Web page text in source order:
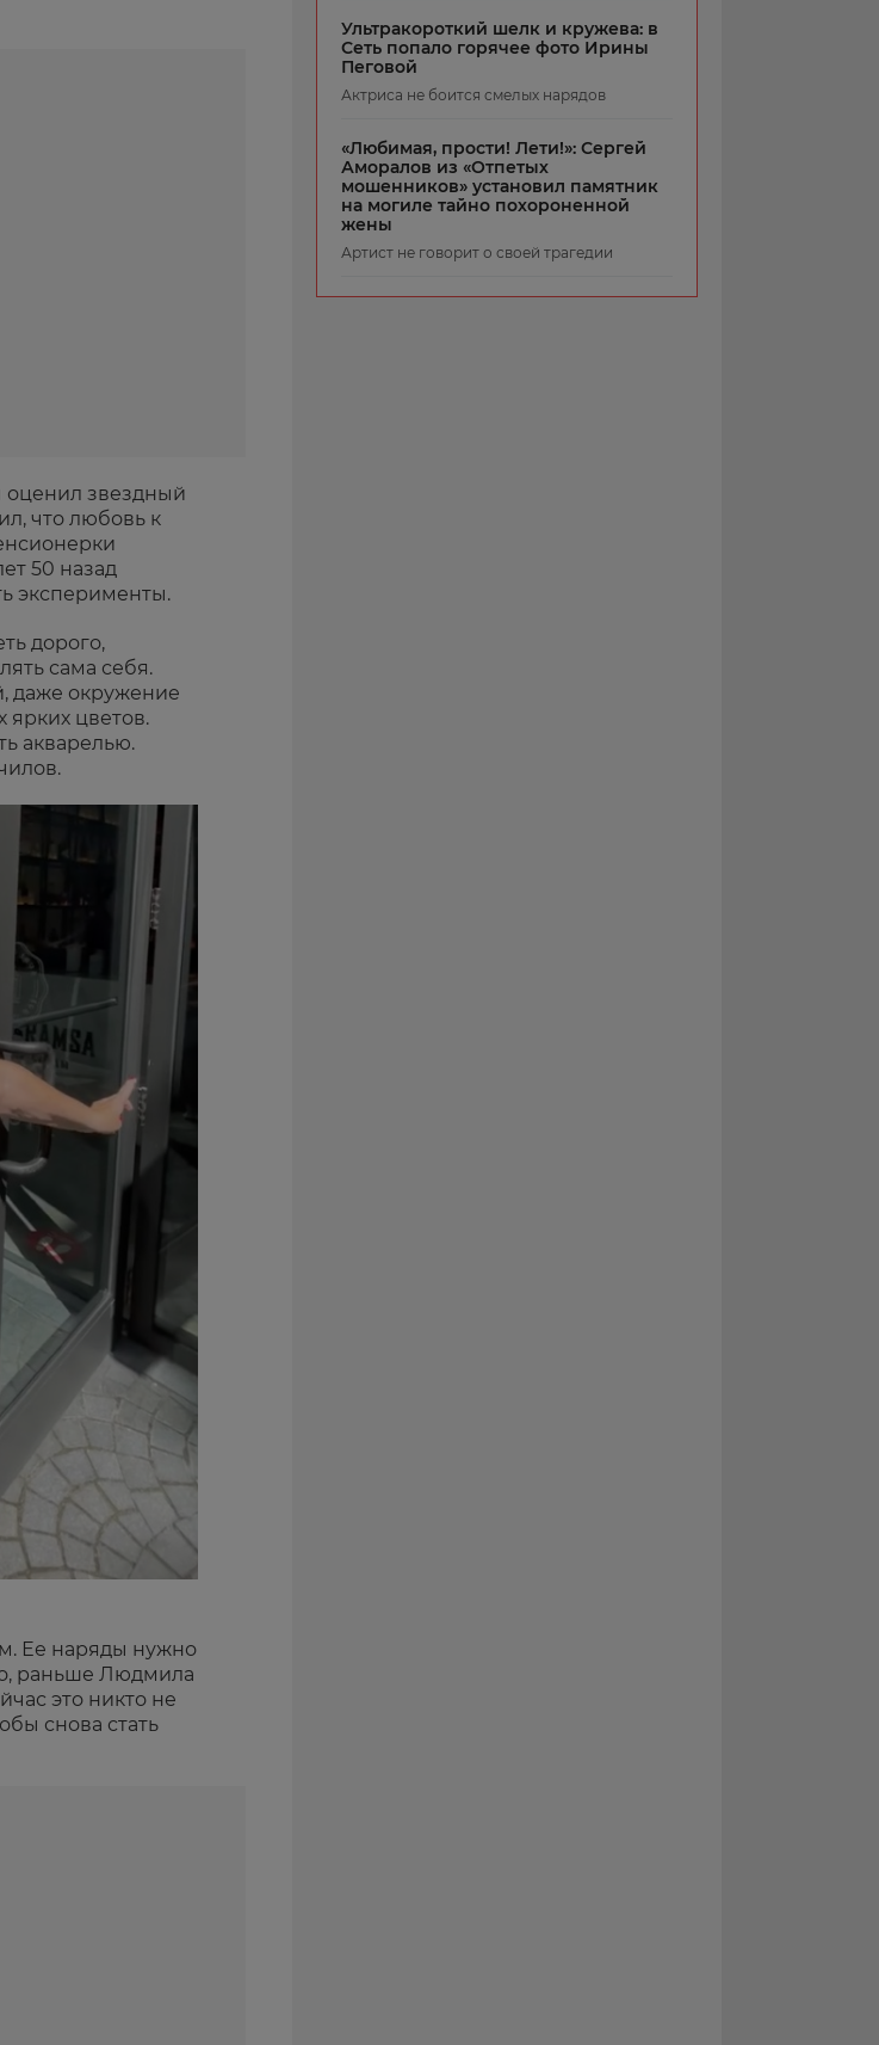
звездный
что любовь к
50 назад
эксперименты.
дорого,
сама себя.
даже окружение
ярких цветов.
акварелью.
Ее наряды нужно
раньше Людмила
это никто не
снова стать
Ультракороткий шелк и кружева: в
Сеть попало горячее фото Ирины
Пеговой
Актриса не боится смелых нарядов
«Любимая, прости! Лети!»: Сергей
Аморалов из «Отпетых
мошенников» установил памятник
на могиле тайно похороненной
жены
Артист не говорит о своей трагедии